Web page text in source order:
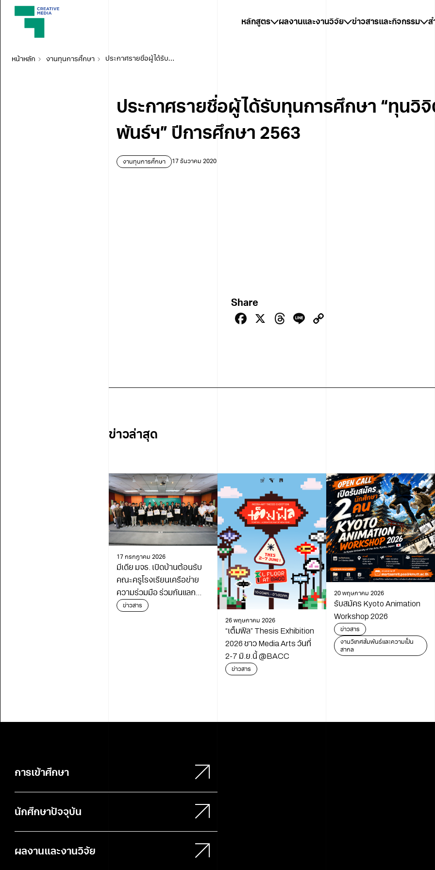
หลักสูตร ผลงานและงานวิจัย ข่าวสารและกิจกรรม ส
หน้าหลัก งานทุนการศึกษา ประกาศรายชื่อผู้ได้รับทุนการศึกษา “ทุนวิจิตรพงศ์พันธ์ฯ” ปีการศึกษา 2563
ประกาศรายชื่อผู้ได้รับทุนการศึกษา “ทุนวิ
พันธ์ฯ” ปีการศึกษา 2563
งานทุนการศึกษา 17 ธันวาคม 2020
Share
Facebook
X Threads
Line
ข่าวล่าสุด
17 กรกฎาคม 2026
มีเดีย มจธ. เปิดบ้านต้อนรับ
คณะครูโรงเรียนเครือข่าย
ความร่วมมือ ร่วมกันแลก
เปลี่ยนเรียนรู้เดินหน้า
ข่าวสาร
26 พฤษภาคม 2026
“เต็มฟีล” Thesis Exhibition
2026 ชาว Media Arts วันที่
2-7 มิ.ย.นี้ @BACC
ข่าวสาร
20 พฤษภาคม 2026
รับสมัคร Kyoto Animation
Workshop 2026
ข่าวสาร
งานวิเทศสัมพันธ์และความเป็น
สากล
การเข้าศึกษา
นักศึกษาปัจจุบัน
ผลงานและงานวิจัย